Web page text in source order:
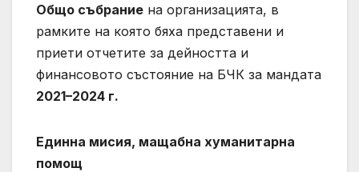
Общо събрание на организацията, в
рамките на която бяха представени и
приети отчетите за дейността и
финансовото състояние на БЧК за мандата
2021–2024 г.
Единна мисия, мащабна хуманитарна
помощ